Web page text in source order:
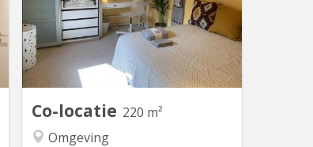
Co-locatie 220 m²
Omgeving
idéalement située, à 20 min de l'ULB, à
20 min des Communautés
Européennes Pourquoi choisir cette
colocation ? * Cadre de vie
exceptionnel: Jardin, pergola, barbecue,
vélos à disposition. * Équipements